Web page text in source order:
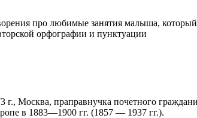
про любимые занятия малыша,
орфографии и пунктуации
г., Москва, праправнучка почетного
в 1883—1900 гг. (1857 — 1937 гг.).